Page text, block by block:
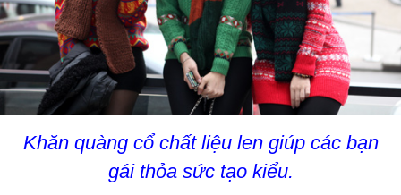
Khăn quàng cổ chất liệu len giúp các bạn
gái thỏa sức tạo kiểu.